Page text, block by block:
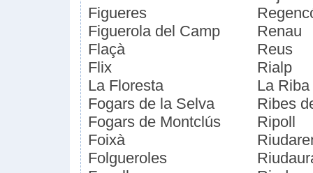
Figueres
Figuerola del Camp
Flaçà
Flix
La Floresta
Fogars de la Selva
Fogars de Montclús
Foixà
Folgueroles
Renau
Reus
Rialp
La Riba
Ribes
Ripoll